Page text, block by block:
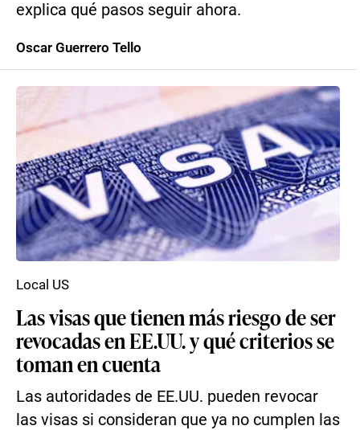
explica qué pasos seguir ahora.
Oscar Guerrero Tello
Las visas que tienen más riesgo de ser
revocadas en EE.UU. y qué criterios se
toman en cuenta
Las autoridades de EE.UU. pueden revocar
las visas si consideran que ya no cumplen las
Local US